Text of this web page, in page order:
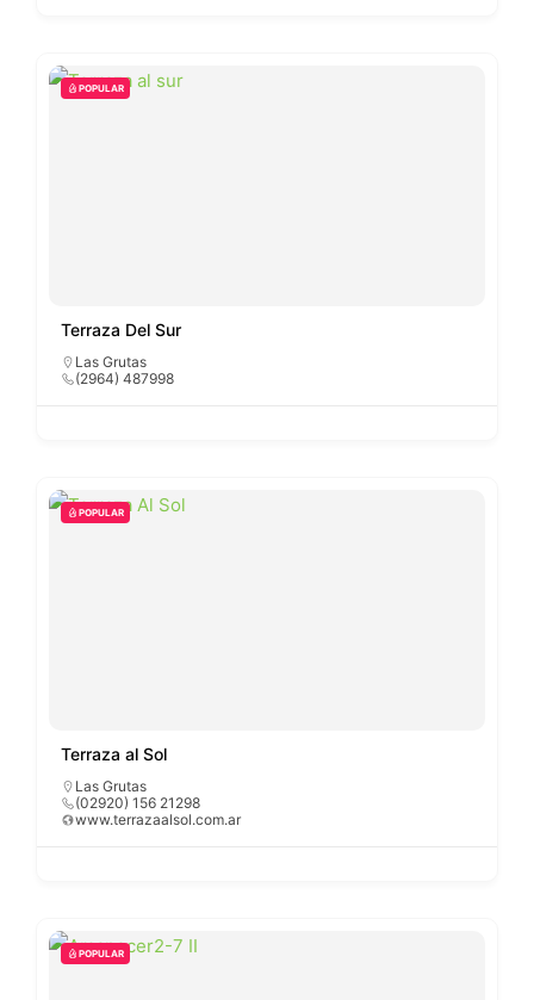
POPULAR
Terraza Del Sur
Las Grutas
(2964) 487998
POPULAR
Terraza al Sol
Las Grutas
(02920) 156 21298
www.terrazaalsol.com.ar
POPULAR